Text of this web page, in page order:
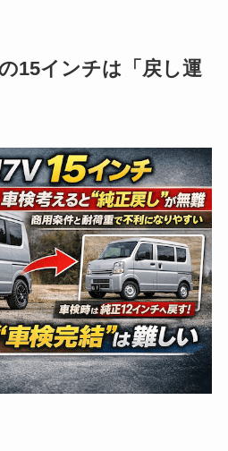
15インチは「戻し運